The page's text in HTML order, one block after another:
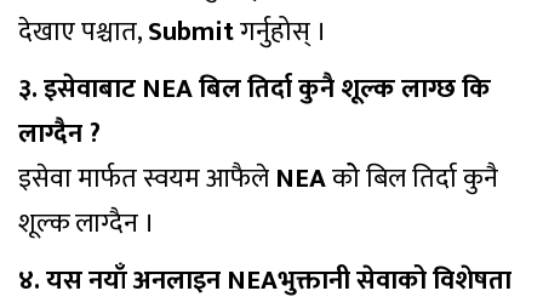
देखाए पश्चात,Submitगर्नुहोस् ।
३. इसेवाबाट NEA बिल तिर्दा कुनै शूल्क लाग्छ कि
लाग्दैन ?
इसेवा मार्फत स्वयम आफैलेNEAकोे बिल तिर्दा कुनै
शूल्क लाग्दैन ।
४. यस नयाँ अनलाइन NEAभुक्तानी सेवाको विशेषता